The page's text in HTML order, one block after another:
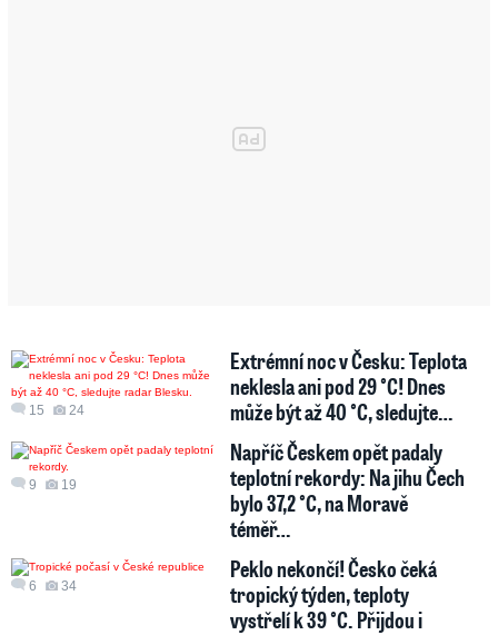
15 24
Extrémní noc v Česku: Teplota
neklesla ani pod 29 °C! Dnes
může být až 40 °C, sledujte…
9 19
Napříč Českem opět padaly
teplotní rekordy: Na jihu Čech
bylo 37,2 °C, na Moravě
téměř…
6 34
Peklo nekončí! Česko čeká
tropický týden, teploty
vystřelí k 39 °C. Přijdou i